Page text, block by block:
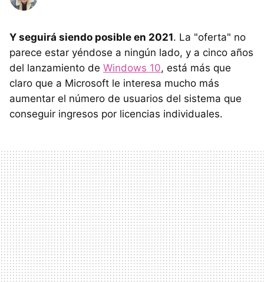
Y seguirá siendo posible en 2021. La "oferta" no
parece estar yéndose a ningún lado, y a cinco años
del lanzamiento de Windows 10, está más que
claro que a Microsoft le interesa mucho más
aumentar el número de usuarios del sistema que
conseguir ingresos por licencias individuales.